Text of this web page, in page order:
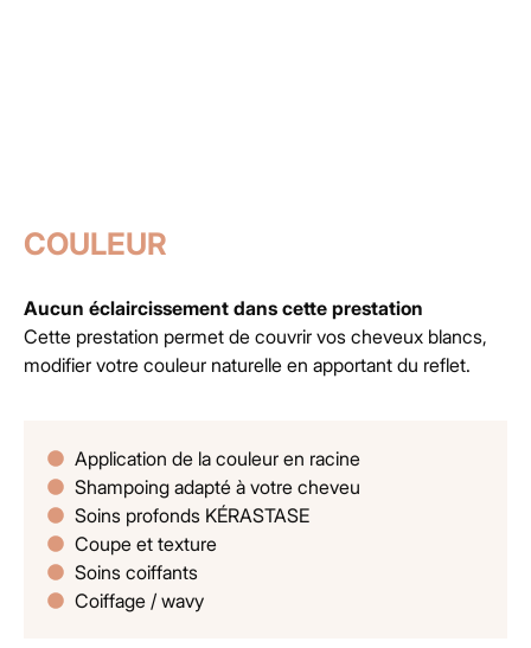
COULEUR
Aucun éclaircissement dans cette prestation
Cette prestation permet de couvrir vos cheveux blancs,
modifier votre couleur naturelle en apportant du reflet.
Application de la couleur en racine
Shampoing adapté à votre cheveu
Soins profonds KÉRASTASE
Coupe et texture
Soins coiffants
Coiffage / wavy